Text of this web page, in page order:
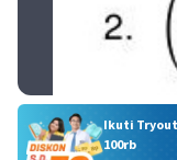
Ikuti Tryout
100rb